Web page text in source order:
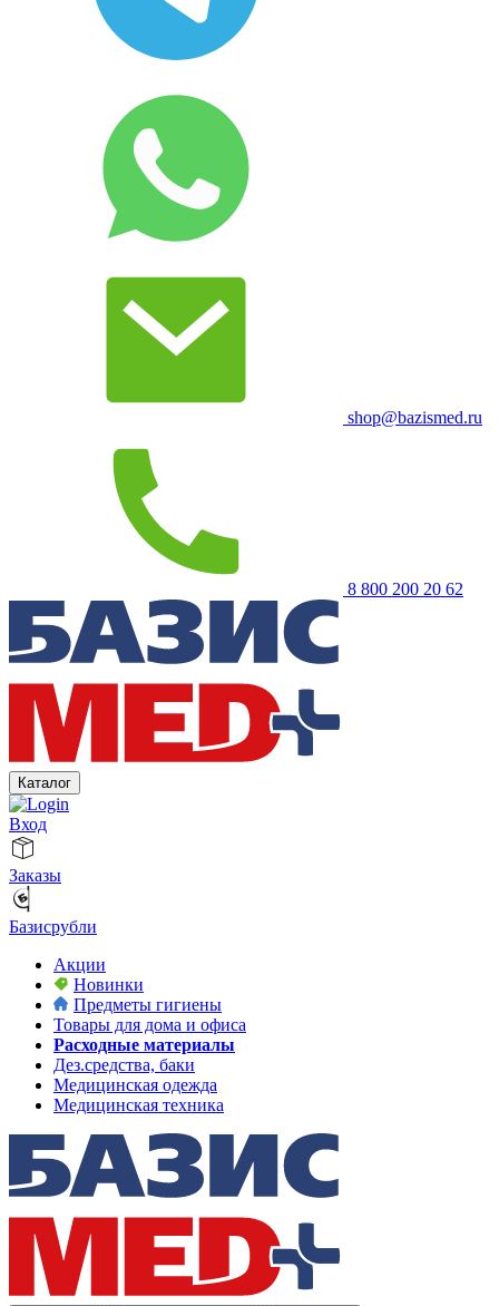
shop@bazismed.ru
8 800 200 20 62
Каталог
Вход
Заказы
Базисрубли
Акции
Новинки
Предметы гигиены
Товары для дома и офиса
Расходные материалы
Дез.средства, баки
Медицинская одежда
Медицинская техника